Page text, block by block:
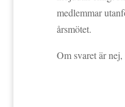
medlemmar
årsmötet.
Om svaret är